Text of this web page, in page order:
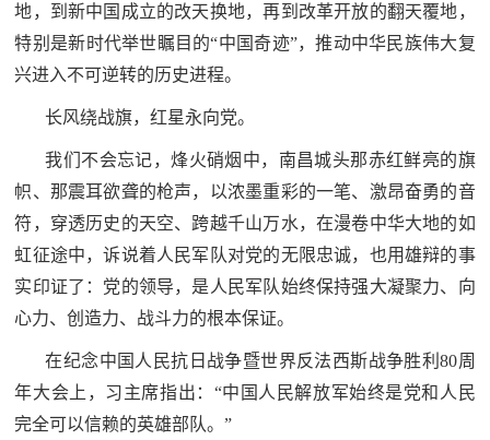
踪
热
点
国
法
国
防
法
规
防
知
识
地，到新中国成立的改天换地，再到改革开放的翻天覆地，
特别是新时代举世瞩目的“中国奇迹”，推动中华民族伟大复
兴进入不可逆转的历史进程。
长风绕战旗，红星永向党。
我们不会忘记，烽火硝烟中，南昌城头那赤红鲜亮的旗
帜、那震耳欲聋的枪声，以浓墨重彩的一笔、激昂奋勇的音
符，穿透历史的天空、跨越千山万水，在漫卷中华大地的如
虹征途中，诉说着人民军队对党的无限忠诚，也用雄辩的事
实印证了：党的领导，是人民军队始终保持强大凝聚力、向
心力、创造力、战斗力的根本保证。
在纪念中国人民抗日战争暨世界反法西斯战争胜利80周
年大会上，习主席指出：“中国人民解放军始终是党和人民
完全可以信赖的英雄部队。”